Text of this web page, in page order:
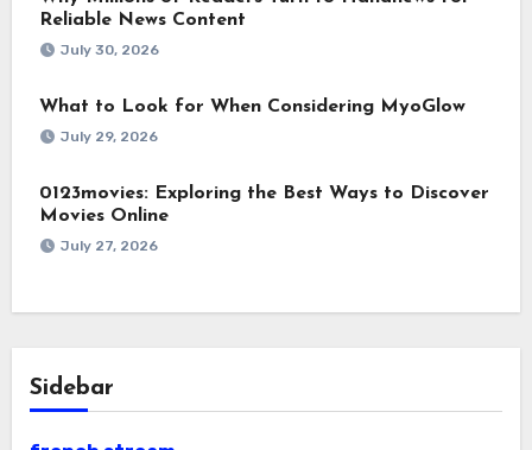
Reliable News Content
July 30, 2026
What to Look for When Considering MyoGlow
July 29, 2026
0123movies: Exploring the Best Ways to Discover
Movies Online
July 27, 2026
Sidebar